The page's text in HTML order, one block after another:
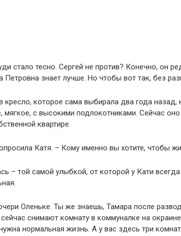
стало тесно. Сергей не против? Конечно, он
знает лучше. Но чтобы вот так, без
кресло, которое сама выбирала два года назад,
мягкое, с высокими подлокотниками. Сейчас
квартире.
Катя. – Кому именно вы хотите, чтобы
– той самой улыбкой, от которой у Кати
Оленьке. Ты же знаешь, Тамара после
сейчас снимают комнату в коммуналке на
нормальная жизнь. А у вас здесь три